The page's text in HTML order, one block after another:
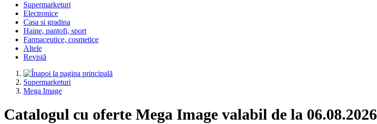
Supermarketuri
Electronice
Casa si gradina
Haine, pantofi, sport
Farmaceutice, cosmetice
Altele
Revistă
Supermarketuri
Mega Image
Catalogul cu oferte Mega Image valabil de la 06.08.2026